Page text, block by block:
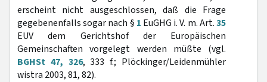
erscheint nicht ausgeschlossen, daß die Frage
gegebenenfalls sogar nach § 1 EuGHG i. V. m. Art.35
EUV dem Gerichtshof der Europäischen
Gemeinschaften vorgelegt werden müßte (vgl.
BGHSt 47, 326, 333 f.; Plöckinger/Leidenmühler
wistra 2003, 81, 82).